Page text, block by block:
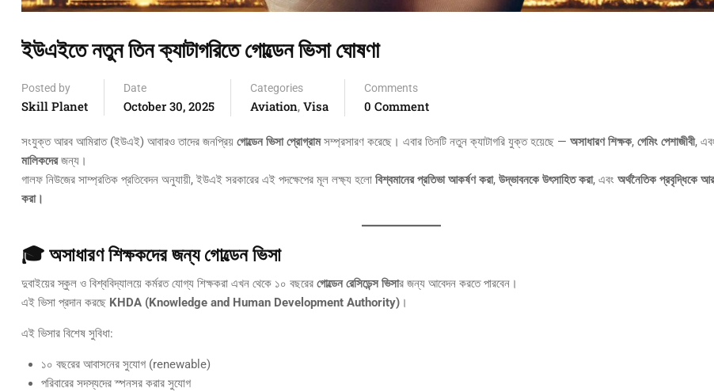
ইউএইতে নতুন তিন ক্যাটাগরিতে গোল্ডেন ভিসা ঘোষণা
Posted by
Skill Planet
Date
October 30, 2025
Categories
Aviation, Visa
Comments
0 Comment
সংযুক্ত আরব আমিরাত (ইউএই) আবারও তাদের জনপ্রিয় গোল্ডেন ভিসা প্রোগ্রামসম্প্রসারণ করেছে। এবার তিনটি নতুন ক্যাটাগরি যুক্ত হয়েছে — অসাধারণ শিক্ষক, গেমিং পেশাজীবী,
মালিকদেরজন্য।
গালফ নিউজের সাম্প্রতিক প্রতিবেদন অনুযায়ী, ইউএই সরকারের এই পদক্ষেপের মূল লক্ষ্য হলো বিশ্বমানের প্রতিভা আকর্ষণ করা, উদ্ভাবনকে উৎসাহিত করা, এবং অর্থনৈতিক প্রবৃদ্ধিকে
করা।
🎓 অসাধারণ শিক্ষকদের জন্য গোল্ডেন ভিসা
দুবাইয়ের স্কুল ও বিশ্ববিদ্যালয়ে কর্মরত যোগ্য শিক্ষকরা এখন থেকে ১০ বছরের গোল্ডেন রেসিডেন্স ভিসার জন্য আবেদন করতে পারবেন।
এই ভিসা প্রদান করছে KHDA (Knowledge and Human Development Authority) ।
এই ভিসার বিশেষ সুবিধা:
১০ বছরের আবাসনের সুযোগ (renewable)
পরিবারের সদস্যদের স্পনসর করার সুযোগ